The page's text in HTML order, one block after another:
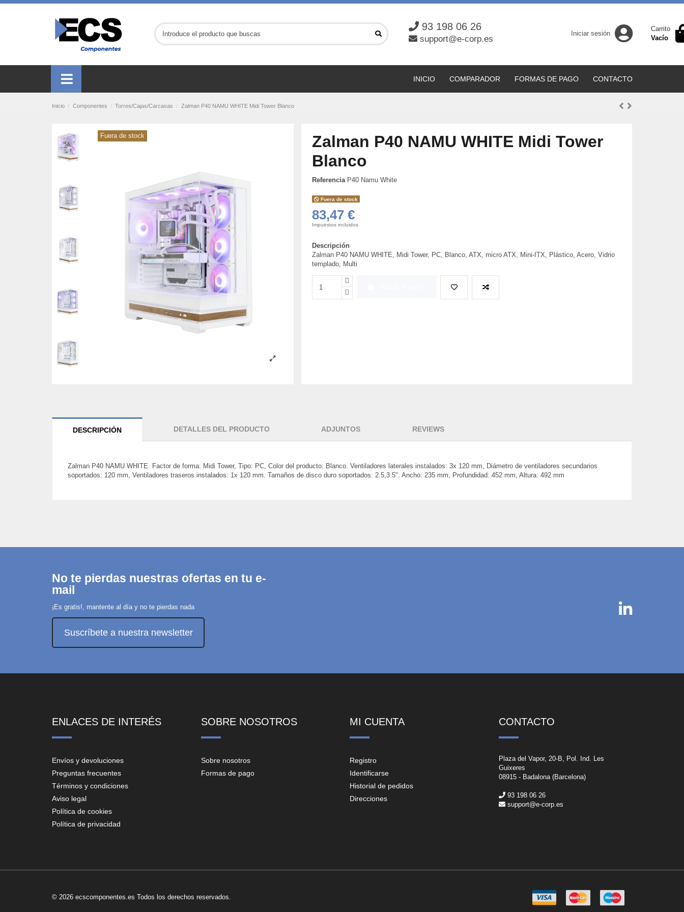
93 198 06 26
support@e-corp.es
Iniciar sesión
Carrito
Vacío
CONTACTO
FORMAS DE PAGO
COMPARADOR
INICIO
Inicio Componentes Torres/Cajas/Carcasas Zalman P40 NAMU WHITE Midi Tower Blanco
Fuera de stock
Zalman P40 NAMU WHITE Midi Tower
Blanco
Referencia P40 Namu White
Fuera de stock
83,47 €
Impuestos incluidos
Descripción
Zalman P40 NAMU WHITE, Midi Tower, PC, Blanco, ATX, micro ATX, Mini-ITX, Plástico, Acero, Vidrio
templado, Multi
DESCRIPCIÓN DETALLES DEL PRODUCTO ADJUNTOS REVIEWS
Zalman P40 NAMU WHITE. Factor de forma: Midi Tower, Tipo: PC, Color del producto: Blanco. Ventiladores laterales instalados: 3x 120 mm, Diámetro de ventiladores secundarios
soportados: 120 mm, Ventiladores traseros instalados: 1x 120 mm. Tamaños de disco duro soportados: 2.5,3.5". Ancho: 235 mm, Profundidad: 452 mm, Altura: 492 mm
No te pierdas nuestras ofertas en tu e-
mail
¡Es gratis!, mantente al día y no te pierdas nada
Suscríbete a nuestra newsletter
ENLACES DE INTERÉS
Envíos y devoluciones
Preguntas frecuentes
Términos y condiciones
Aviso legal
Política de cookies
Política de privacidad
SOBRE NOSOTROS
Sobre nosotros
Formas de pago
MI CUENTA
Registro
Identificarse
Historial de pedidos
Direcciones
CONTACTO
Plaza del Vapor, 20-B, Pol. Ind. Les
Guixeres
08915 - Badalona (Barcelona)
93 198 06 26
support@e-corp.es
© 2026 ecscomponentes.es Todos los derechos reservados.